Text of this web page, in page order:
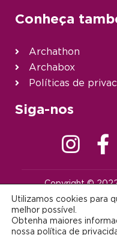
Conheça
Archathon
Archabox
Políticas de
Siga-nos
Copyright ©
reservados |
Utilizamos cookies para
melhor possível.
Obtenha maiores
nossa política de